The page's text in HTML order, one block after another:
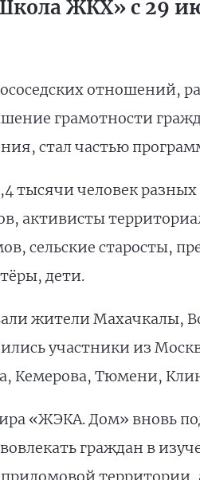
ЖКХ» с 29
отношений,
грамотности
стал частью
человек разных
активисты
сельские старосты,
дети.
жители Махачкалы,
участники из
Кемерова, Тюмени,
«ЖЭКА. Дом» вновь
граждан в